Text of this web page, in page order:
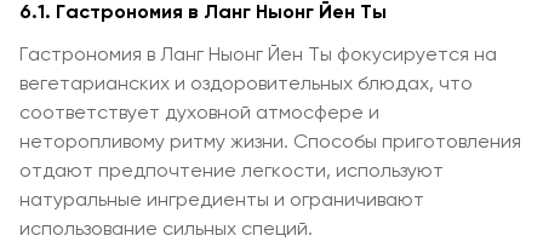
6.1. Гастрономия в Ланг Ныонг Йен Ты
Гастрономия в Ланг Ныонг Йен Ты фокусируется на
вегетарианских и оздоровительных блюдах, что
соответствует духовной атмосфере и
неторопливому ритму жизни. Способы приготовления
отдают предпочтение легкости, используют
натуральные ингредиенты и ограничивают
использование сильных специй.